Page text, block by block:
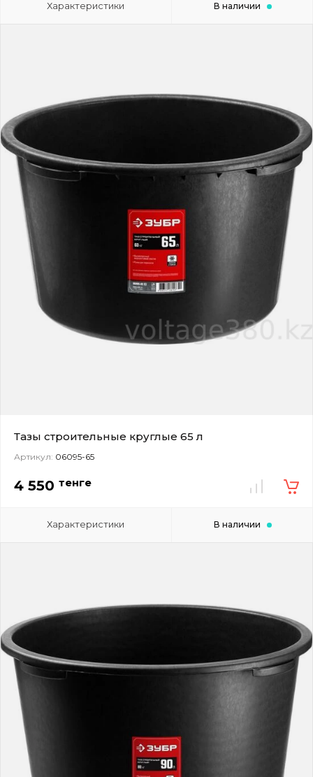
Характеристики В наличии
Тазы строительные круглые 65 л
Артикул: 06095-65
4 550 тенге
Характеристики В наличии